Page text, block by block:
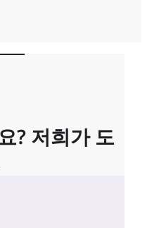
? 저희가 도